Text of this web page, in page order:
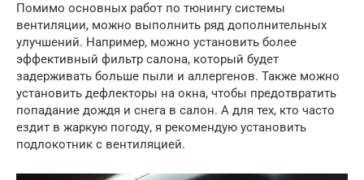
Помимо основных работ по тюнингу системы
вентиляции, можно выполнить ряд дополнительных
улучшений. Например, можно установить более
эффективный фильтр салона, который будет
задерживать больше пыли и аллергенов. Также можно
установить дефлекторы на окна, чтобы предотвратить
попадание дождя и снега в салон. А для тех, кто часто
ездит в жаркую погоду, я рекомендую установить
подлокотник с вентиляцией.